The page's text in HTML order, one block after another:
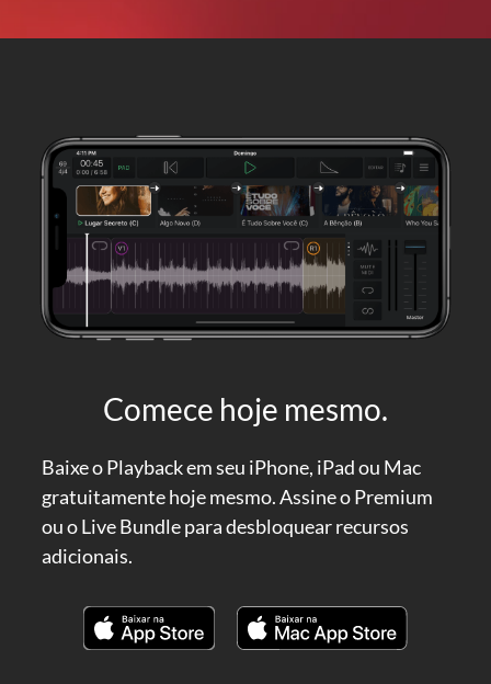
Comece hoje mesmo.
Baixe o Playback em seu iPhone, iPad ou Mac
gratuitamente hoje mesmo. Assine o Premium
ou o Live Bundle para desbloquear recursos
adicionais.